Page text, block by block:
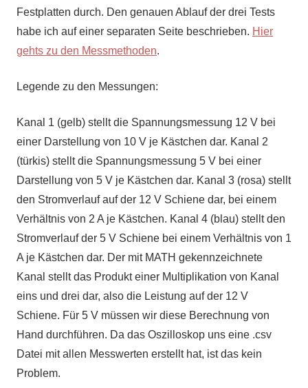
Festplatten durch. Den genauen Ablauf der drei Tests
habe ich auf einer separaten Seite beschrieben. Hier
gehts zu den Messmethoden.
Legende zu den Messungen:
Kanal 1 (gelb) stellt die Spannungsmessung 12 V bei
einer Darstellung von 10 V je Kästchen dar. Kanal 2
(türkis) stellt die Spannungsmessung 5 V bei einer
Darstellung von 5 V je Kästchen dar. Kanal 3 (rosa) stellt
den Stromverlauf auf der 12 V Schiene dar, bei einem
Verhältnis von 2 A je Kästchen. Kanal 4 (blau) stellt den
Stromverlauf der 5 V Schiene bei einem Verhältnis von 1
A je Kästchen dar. Der mit MATH gekennzeichnete
Kanal stellt das Produkt einer Multiplikation von Kanal
eins und drei dar, also die Leistung auf der 12 V
Schiene. Für 5 V müssen wir diese Berechnung von
Hand durchführen. Da das Oszilloskop uns eine .csv
Datei mit allen Messwerten erstellt hat, ist das kein
Problem.